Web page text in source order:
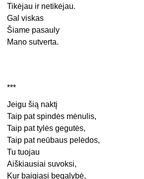
Tikėjau ir netikėjau.
Gal viskas
Šiame pasauly
Mano sutverta.
***
Jeigu šią naktį
Taip pat spindės mėnulis,
Taip pat tylės gegutės,
Taip pat neūbaus pelėdos,
Tu tuojau
Aiškiausiai suvoksi,
Kur baigiasi begalybė,